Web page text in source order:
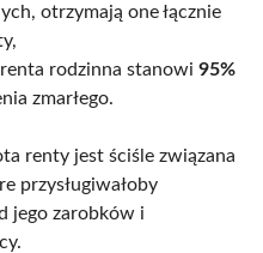
otrzymają one łącznie
rodzinna stanowi 95%
zmarłego.
renty jest ściśle związana
przysługiwałoby
jego zarobków i